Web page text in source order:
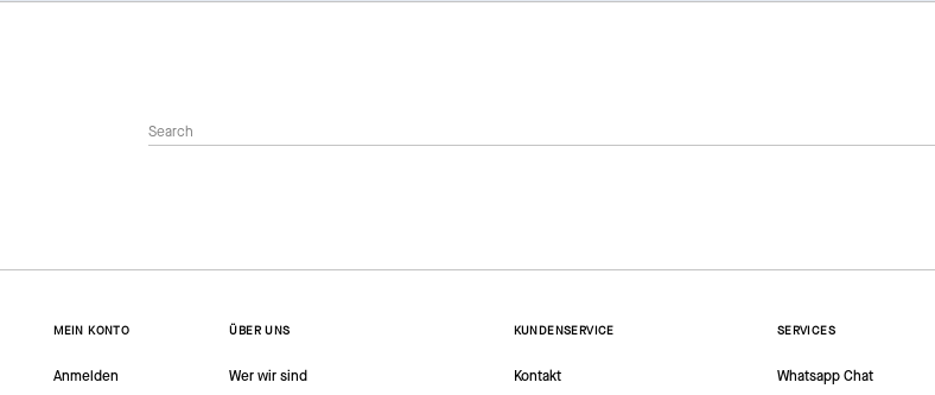
MEIN KONTO
Anmelden
ÜBER UNS
Wer wir sind
KUNDENSERVICE
Kontakt
SERVICES
Whatsapp Chat